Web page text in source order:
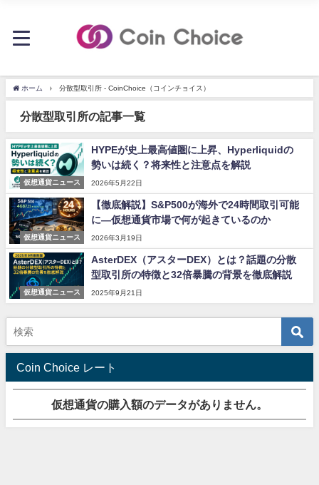
ホーム 分散型取引所 - CoinChoice（コインチョイス）
分散型取引所の記事一覧
仮想通貨ニュース
HYPEが史上最高値圏に上昇、Hyperliquidの
勢いは続く？将来性と注意点を解説
2026年5月22日
仮想通貨ニュース
【徹底解説】S&P500が海外で24時間取引可能
に―仮想通貨市場で何が起きているのか
2026年3月19日
仮想通貨ニュース
AsterDEX（アスターDEX）とは？話題の分散
型取引所の特徴と32倍暴騰の背景を徹底解説
2025年9月21日
Coin Choice レート
仮想通貨の購入額のデータがありません。